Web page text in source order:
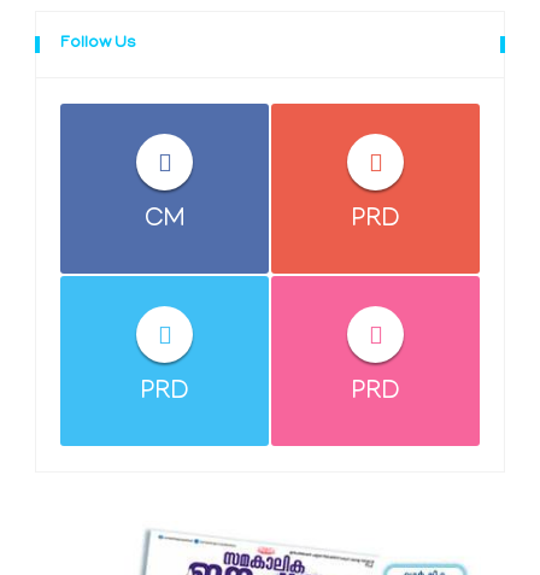
Follow Us
CM PRD
PRD PRD